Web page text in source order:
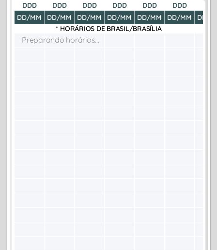
DDD
DD/MM
DDD
DD/MM
DDD
DD/MM
DDD
DD/MM
DDD
DD/MM
DDD
DD/MM
DD/
* HORÁRIOS DE BRASIL/BRASÍLIA
Preparando horários...